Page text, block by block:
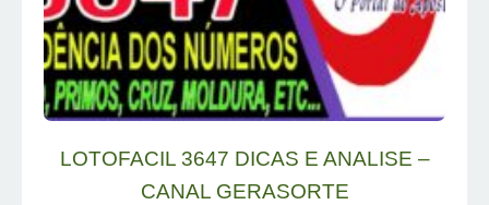
LOTOFACIL 3647 DICAS E ANALISE –
CANAL GERASORTE